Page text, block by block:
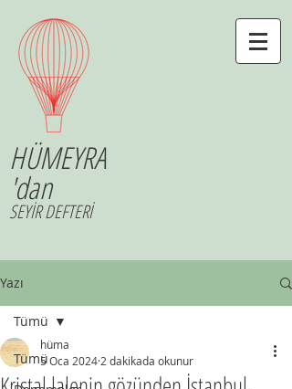
HÜMEYRA
'dan
SEYİR DEFTERİ
Yazı
Tümü
Tümü
hüma
5 Oca 2024 2 dakikada okunur